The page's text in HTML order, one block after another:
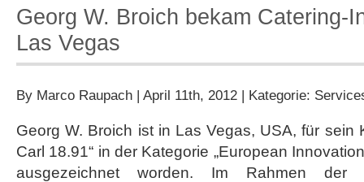
Georg W. Broich bekam Catering-
Las Vegas
By Marco Raupach | April 11th, 2012 | Kategorie:
Georg W. Broich ist in Las Vegas, USA, für sein
Carl 18.91“ in der Kategorie „European
ausgezeichnet worden. Im Rahmen der